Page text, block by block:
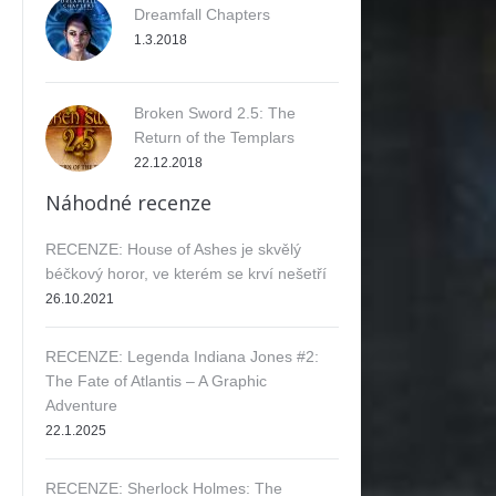
Dreamfall Chapters
1.3.2018
Broken Sword 2.5: The
Return of the Templars
22.12.2018
Náhodné recenze
RECENZE: House of Ashes je skvělý
béčkový horor, ve kterém se krví nešetří
26.10.2021
RECENZE: Legenda Indiana Jones #2:
The Fate of Atlantis – A Graphic
Adventure
22.1.2025
RECENZE: Sherlock Holmes: The